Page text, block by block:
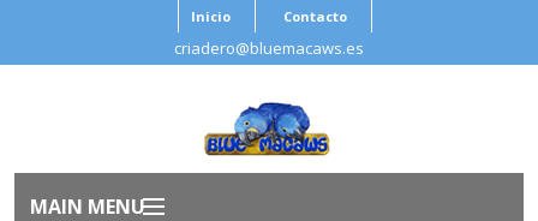
Inicio Contacto
criadero@bluemacaws.es
MAIN MENU